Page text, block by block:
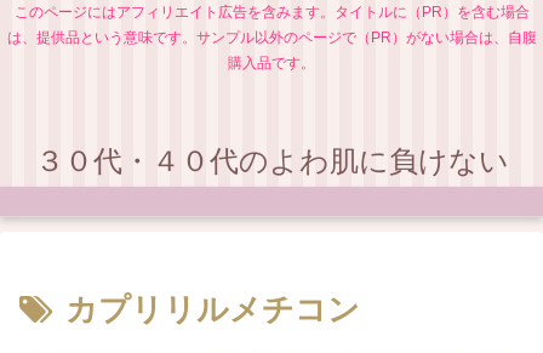
このページにはアフィリエイト広告を含みます。タイトルに（PR）を含む場合
は、提供品という意味です。サンプル以外のページで（PR）がない場合は、自腹
購入品です。
３０代・４０代のよわ肌に負けない
カプリリルメチコン